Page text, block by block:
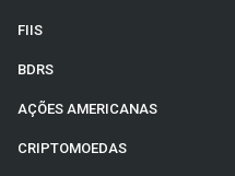
FIIS
BDRS
AÇÕES AMERICANAS
CRIPTOMOEDAS